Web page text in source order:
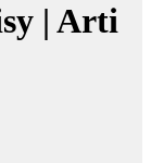
| Arti